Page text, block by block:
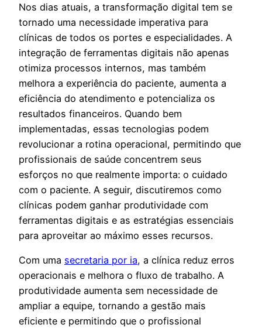
Nos dias atuais, a transformação digital tem se
tornado uma necessidade imperativa para
clínicas de todos os portes e especialidades. A
integração de ferramentas digitais não apenas
otimiza processos internos, mas também
melhora a experiência do paciente, aumenta a
eficiência do atendimento e potencializa os
resultados financeiros. Quando bem
implementadas, essas tecnologias podem
revolucionar a rotina operacional, permitindo que
profissionais de saúde concentrem seus
esforços no que realmente importa: o cuidado
com o paciente. A seguir, discutiremos como
clínicas podem ganhar produtividade com
ferramentas digitais e as estratégias essenciais
para aproveitar ao máximo esses recursos.
Com uma secretaria por ia, a clínica reduz erros
operacionais e melhora o fluxo de trabalho. A
produtividade aumenta sem necessidade de
ampliar a equipe, tornando a gestão mais
eficiente e permitindo que o profissional